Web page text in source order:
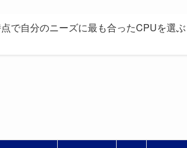
で自分のニーズに最も合ったCPUを選ぶ